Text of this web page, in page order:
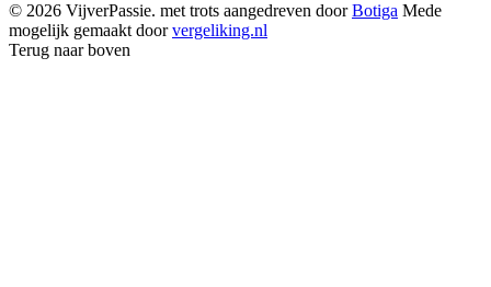
© 2026 VijverPassie. met trots aangedreven doorBotiga Mede
mogelijk gemaakt doorvergeliking.nl
Terug naar boven